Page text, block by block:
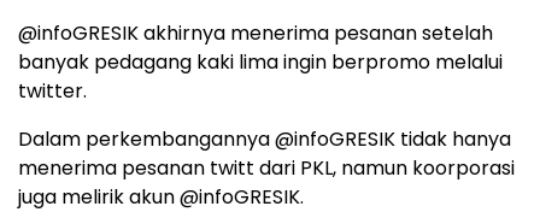
@infoGRESIK akhirnya menerima pesanan setelah
banyak pedagang kaki lima ingin berpromo melalui
twitter.
Dalam perkembangannya @infoGRESIK tidak hanya
menerima pesanan twitt dari PKL, namun koorporasi
juga melirik akun @infoGRESIK.